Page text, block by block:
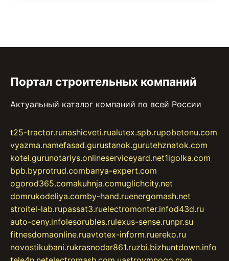
Портал строительных компаний
Актуальный каталог компаний по всей России
t25-tractor.runashicveti.rualutex.spb.rupobetonu.com
vyazma.namefasad.gurustanok.gurutehznatok.com
kotel.gurunotariys.onlineserviceyard.net1igolka.com
bpb.byprotrud.combanya-expert.com
ogorod365.comakuhnja.comuglichcity.net
domrukodeliya.comby-hand.ruenergomash.net
stroitel-lab.rupassat3.ruelectromonter.infod43d.ru
auto-ceny.infolesorubles.rulexus-sense.runpr.su
fitnesdomaonline.ruavtotex-inform.ruereko.ru
novostikubani.rukrasnodar861.ruzbi.bizhuntdown.info